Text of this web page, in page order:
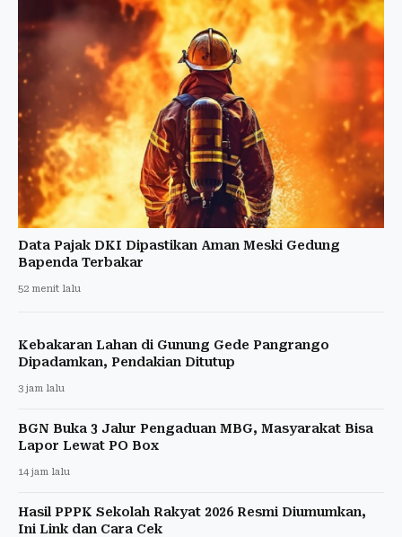
Data Pajak DKI Dipastikan Aman Meski Gedung
Bapenda Terbakar
52 menit lalu
Kebakaran Lahan di Gunung Gede Pangrango
Dipadamkan, Pendakian Ditutup
3 jam lalu
BGN Buka 3 Jalur Pengaduan MBG, Masyarakat Bisa
Lapor Lewat PO Box
14 jam lalu
Hasil PPPK Sekolah Rakyat 2026 Resmi Diumumkan,
Ini Link dan Cara Cek